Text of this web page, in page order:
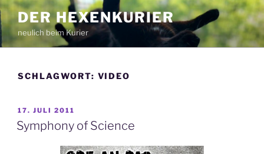
Zum
Inhalt
springen
DER HEXENKURIER
neulich beim Kurier
SCHLAGWORT: VIDEO
VERÖFFENTLICHT
AM
17. JULI 2011
Symphony of Science